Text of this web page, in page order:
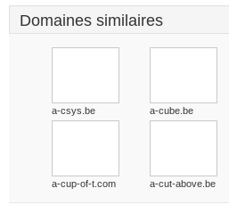
Domaines similaires
a-csys.be a-cube.be
a-cup-of-t.com a-cut-above.be